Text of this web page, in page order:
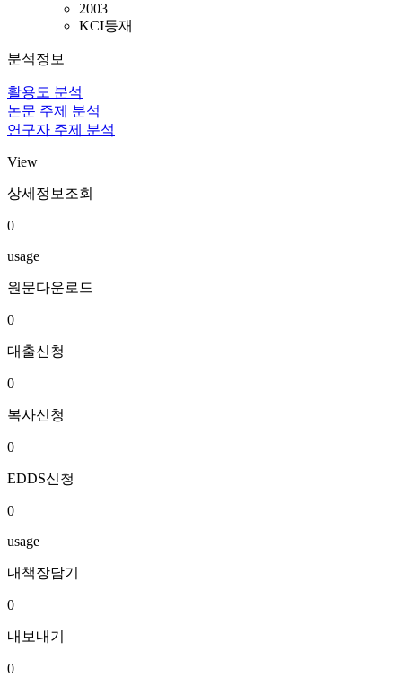
2003
KCI등재
분석정보
활용도 분석
논문 주제 분석
연구자 주제 분석
View
상세정보조회
0
usage
원문다운로드
0
대출신청
0
복사신청
0
EDDS신청
0
usage
내책장담기
0
내보내기
0